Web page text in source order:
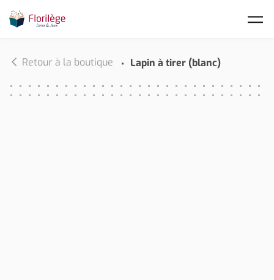
Retour à la boutique Lapin à tirer (blanc)